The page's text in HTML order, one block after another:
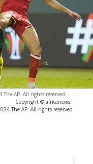
AP. All rights reserved -
Copyright © africanews
The AP. All rights reserved